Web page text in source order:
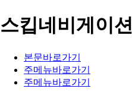
스킵네비게이션
본문바로가기
주메뉴바로가기
주메뉴바로가기